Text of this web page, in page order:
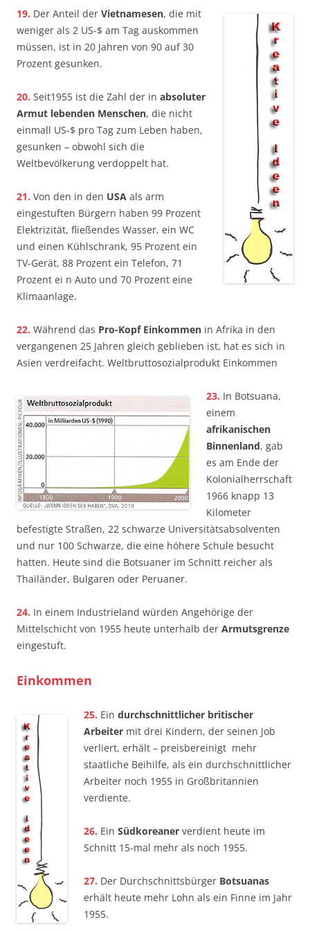
19. Der Anteil der Vietnamesen, die mit
weniger als 2 US-$ am Tag auskommen
müssen, ist in 20 Jahren von 90 auf 30
Prozent gesunken.
20. Seit1955 ist die Zahl der in absoluter
Armut lebenden Menschen, die nicht
einmall US-$ pro Tag zum Leben haben,
gesunken – obwohl sich die
Weltbevölkerung verdoppelt hat.
21. Von den in den USA als arm
eingestuften Bürgern haben 99 Prozent
Elektrizität, fließendes Wasser, ein WC
und einen Kühlschrank, 95 Prozent ein
TV-Gerät, 88 Prozent ein Telefon, 71
Prozent ei n Auto und 70 Prozent eine
Klimaanlage.
22. Während das Pro-Kopf­ Einkommen in Afrika in den
vergangenen 25 Jahren gleich geblieben ist, hat es sich in
Asien verdreifacht. Weltbruttosozialprodukt Einkommen
23. In Botsuana,
einem
afrikanischen
Binnenland, gab
es am Ende der
Kolonialherrschaft
1966 knapp 13
Kilometer
befestigte Straßen, 22 schwarze Universitätsabsolventen
und nur 100 Schwarze, die eine höhere Schule besucht
hatten. Heute sind die Botsuaner im Schnitt reicher als
Thailänder, Bulgaren oder Peruaner.
24. In einem Industrieland würden Angehörige der
Mittelschicht von 1955 heute unterhalb der Armutsgrenze
eingestuft.
Einkommen
25. Ein durchschnittlicher britischer
Arbeiter mit drei Kindern, der seinen Job
verliert, erhält – preisbereinigt ­ mehr
staatliche Beihilfe, als ein durchschnittlicher
Arbeiter noch 1955 in Großbritannien
verdiente.
26. Ein Südkoreaner verdient heute im
Schnitt 15-mal mehr als noch 1955.
27. Der Durchschnittsbürger Botsuanas
erhält heute mehr Lohn als ein Finne im Jahr
1955.